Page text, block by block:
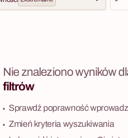
Nie znaleziono wyników
filtrów
Sprawdź poprawność
Zmień kryteria wyszukiwania